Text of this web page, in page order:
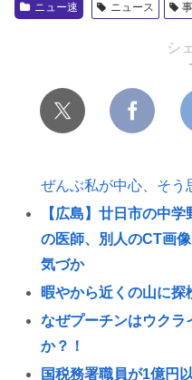
ニュー速 ニュース
シ
ぜんぶ私が中心、そう
【広島】廿日市の中
の医師、別人のCT画
気づか
暇やから近くの山に探
なぜプーチンはウクラ
か？！
国税務署職員が1億円